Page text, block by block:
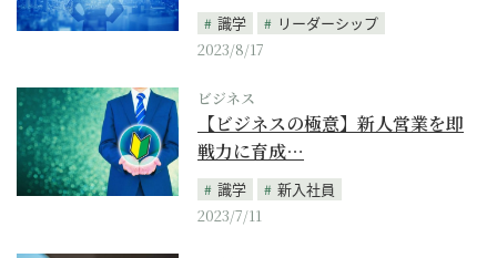
識学
リーダーシップ
2023/8/17
ビジネス
【ビジネスの極意】新人営業を即
戦力に育成…
識学
新入社員
2023/7/11